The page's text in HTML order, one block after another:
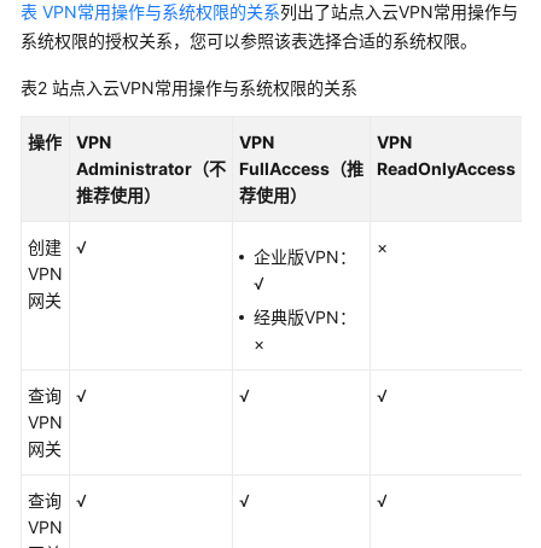
VPN
授
项
表
服
表 VPN常用操作与系统权限的关系列出了站点入云VPN常用操作与
系统权限的授权关系，您可以参照该表选择合适的系统权限。
表2 站点入云VPN常用操作与系统权限的关系
操作
VPN
Administrator（不
推荐使用）
VPN
FullAccess（推
荐使用）
VPN
ReadOnlyAccess
创建
VPN
网关
√
企业版VPN：
√
经典版VPN：
×
×
查询
VPN
网关
√ √ √
查询
VPN
√ √ √